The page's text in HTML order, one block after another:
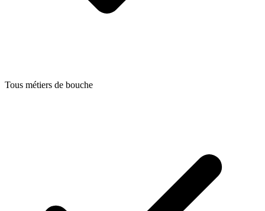
Tous métiers de bouche